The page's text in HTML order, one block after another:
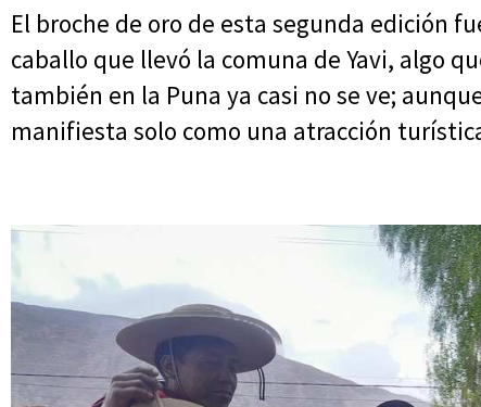
El broche de oro de esta segunda edición
caballo que llevó la comuna de Yavi, algo
también en la Puna ya casi no se ve;
manifiesta solo como una atracción